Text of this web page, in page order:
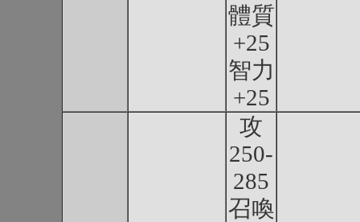
體質
+25
智力
+25
攻
250-
285
召喚